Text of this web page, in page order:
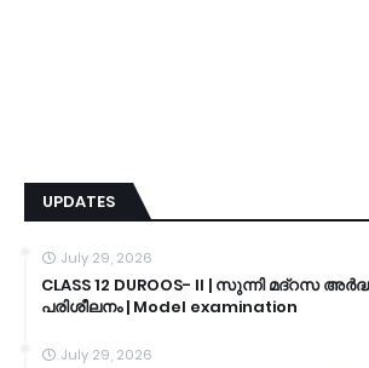
UPDATES
July 29, 2026
CLASS 12 DUROOS- II | സുന്നി മദ്റസ
പരിശീലനം | Model examination
July 29, 2026